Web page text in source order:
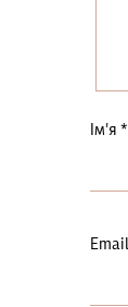
Ім'я *
Email